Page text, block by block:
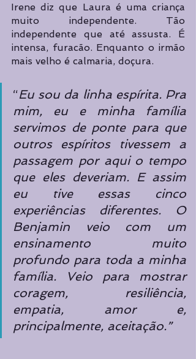
Irene diz que Laura é uma criança
muito independente. Tão
independente que até assusta. É
intensa, furacão. Enquanto o irmão
mais velho é calmaria, doçura.
“Eu sou da linha espírita. Pra
mim, eu e minha família
servimos de ponte para que
outros espíritos tivessem a
passagem por aqui o tempo
que eles deveriam. E assim
eu tive essas cinco
experiências diferentes. O
Benjamin veio com um
ensinamento muito
profundo para toda a minha
família. Veio para mostrar
coragem, resiliência,
empatia, amor e,
principalmente, aceitação.”